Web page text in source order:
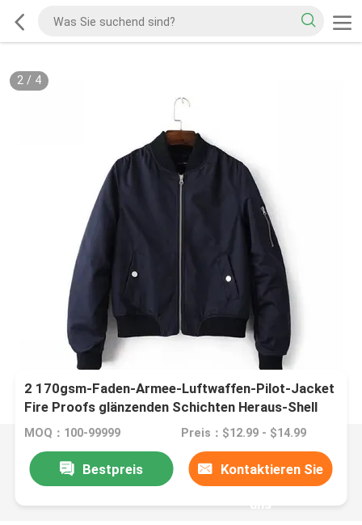
2/ 4
2 170gsm-Faden-Armee-Luftwaffen-Pilot-Jacket
Fire Proofs glänzenden Schichten Heraus-Shell
MOQ：100-99999 Preis：$12.99 - $14.99
Bestpreis Kontaktieren Sie
uns